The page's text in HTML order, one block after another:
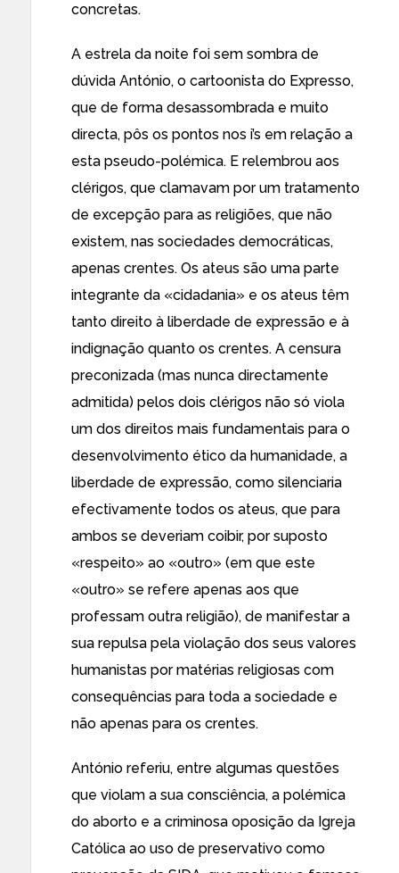
concretas.
A estrela da noite foi sem sombra de
dúvida António, o cartoonista do Expresso,
que de forma desassombrada e muito
directa, pôs os pontos nos i’s em relação a
esta pseudo-polémica. E relembrou aos
clérigos, que clamavam por um tratamento
de excepção para as religiões, que não
existem, nas sociedades democráticas,
apenas crentes. Os ateus são uma parte
integrante da «cidadania» e os ateus têm
tanto direito à liberdade de expressão e à
indignação quanto os crentes. A censura
preconizada (mas nunca directamente
admitida) pelos dois clérigos não só viola
um dos direitos mais fundamentais para o
desenvolvimento ético da humanidade, a
liberdade de expressão, como silenciaria
efectivamente todos os ateus, que para
ambos se deveriam coibir, por suposto
«respeito» ao «outro» (em que este
«outro» se refere apenas aos que
professam outra religião), de manifestar a
sua repulsa pela violação dos seus valores
humanistas por matérias religiosas com
consequências para toda a sociedade e
não apenas para os crentes.
António referiu, entre algumas questões
que violam a sua consciência, a polémica
do aborto e a criminosa oposição da Igreja
Católica ao uso de preservativo como